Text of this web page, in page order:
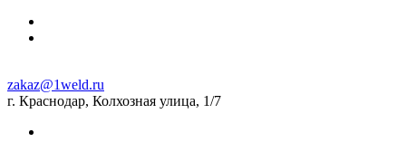
zakaz@1weld.ru
г. Краснодар, Колхозная улица, 1/7